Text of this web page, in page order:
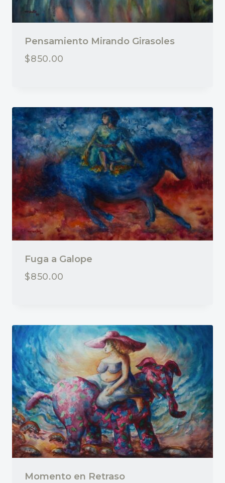
Pensamiento Mirando Girasoles
$850.00
Fuga a Galope
$850.00
Momento en Retraso